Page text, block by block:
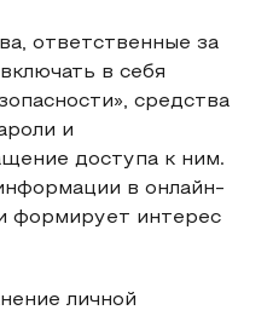
ответственные за
в себя
средства
и
доступа к ним.
в онлайн-
формирует интерес
личной